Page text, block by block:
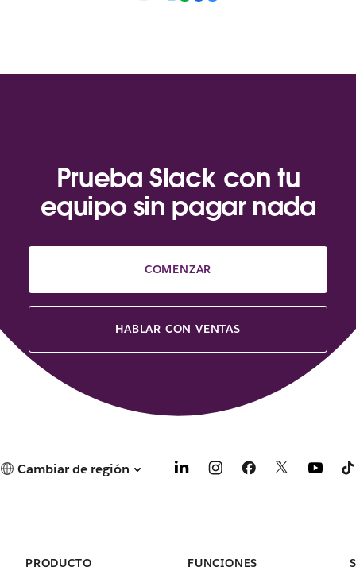
Prueba Slack con tu
equipo sin pagar nada
COMENZAR
HABLAR CON VENTAS
Cambiar de región
PRODUCTO
FUNCIONES